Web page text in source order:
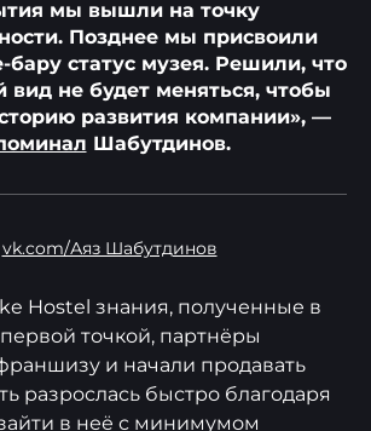
мы вышли на точку
Позднее мы присвоили
статус музея. Решили, что
вид не будет меняться, чтобы
развития компании», —
Шабутдинов.
vk.com/Аяз Шабутдинов
Hostel знания, полученные в
точкой, партнёры
и начали продавать
разрослась быстро благодаря
в неё с минимумом